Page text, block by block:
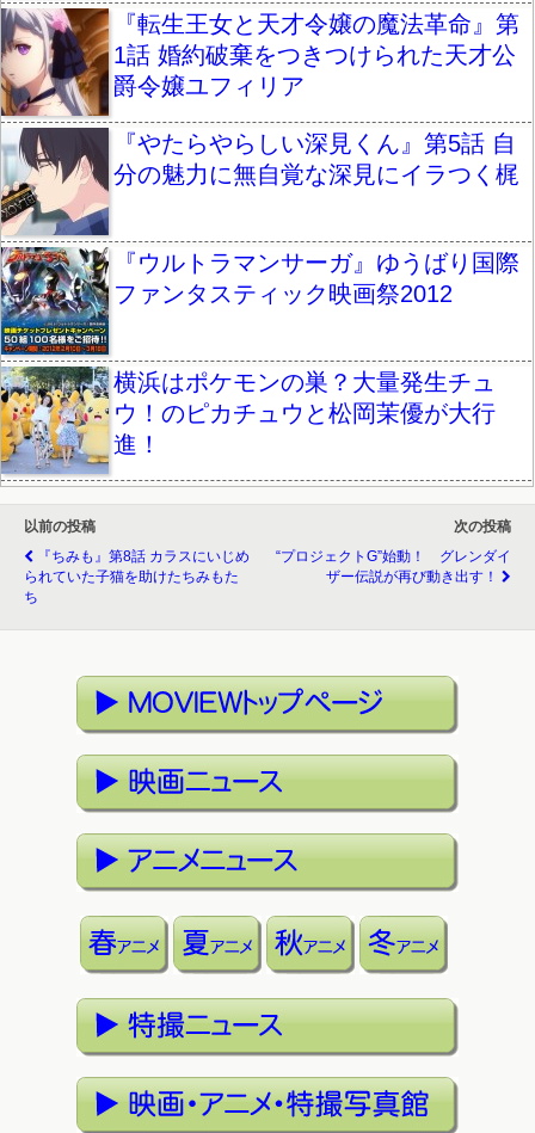
『転生王女と天才令嬢の魔法革命』第
1話 婚約破棄をつきつけられた天才公
爵令嬢ユフィリア
『やたらやらしい深見くん』第5話 自
分の魅力に無自覚な深見にイラつく梶
『ウルトラマンサーガ』ゆうばり国際
ファンタスティック映画祭2012
横浜はポケモンの巣？大量発生チュ
ウ！のピカチュウと松岡茉優が大行
進！
以前の投稿
『ちみも』第8話 カラスにいじめ
られていた子猫を助けたちみもた
ち
次の投稿
“プロジェクトG”始動！ グレンダイ
ザー伝説が再び動き出す！